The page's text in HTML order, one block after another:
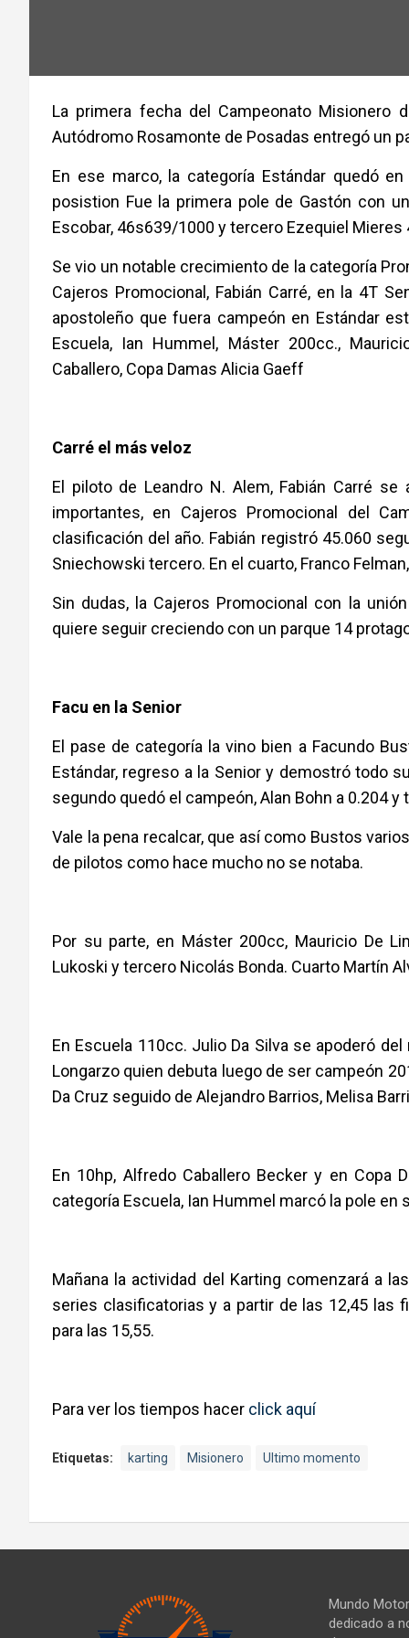
La primera fecha del Campeonato Misionero
Autódromo Rosamonte de Posadas entregó un
En ese marco, la categoría Estándar quedó
posistion Fue la primera pole de Gastón con
Escobar, 46s639/1000 y tercero Ezequiel
Se vio un notable crecimiento de la categoría
Cajeros Promocional, Fabián Carré, en la 4T
apostoleño que fuera campeón en Estándar
Escuela, Ian Hummel, Máster 200cc.,
Caballero, Copa Damas Alicia Gaeff
Carré el más veloz
El piloto de Leandro N. Alem, Fabián Carré
importantes, en Cajeros Promocional del
clasificación del año. Fabián registró 45.060
Sniechowski tercero. En el cuarto, Franco
Sin dudas, la Cajeros Promocional con la
quiere seguir creciendo con un parque 14
Facu en la Senior
El pase de categoría la vino bien a Facundo
Estándar, regreso a la Senior y demostró todo
segundo quedó el campeón, Alan Bohn a 0.204 y
Vale la pena recalcar, que así como Bustos
de pilotos como hace mucho no se notaba.
Por su parte, en Máster 200cc, Mauricio De
Lukoski y tercero Nicolás Bonda. Cuarto Martín
En Escuela 110cc. Julio Da Silva se apoderó
Longarzo quien debuta luego de ser campeón
Da Cruz seguido de Alejandro Barrios, Melisa
En 10hp, Alfredo Caballero Becker y en Copa
categoría Escuela, Ian Hummel marcó la pole en
Mañana la actividad del Karting comenzará a
series clasificatorias y a partir de las 12,45 las
para las 15,55.
Para ver los tiempos hacer click aquí
Etiquetas: karting Misionero Ultimo momento
Mundo
dedicado a